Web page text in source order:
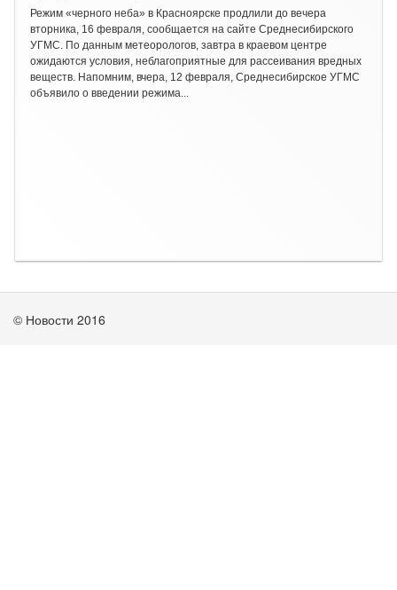
Режим «черного неба» в Красноярске продлили до вечера
вторника, 16 февраля, сообщается на сайте Среднесибирского
УГМС. По данным метеорологов, завтра в краевом центре
ожидаются условия, неблагоприятные для рассеивания вредных
веществ. Напомним, вчера, 12 февраля, Среднесибирское УГМС
объявило о введении режима...
© Новости 2016